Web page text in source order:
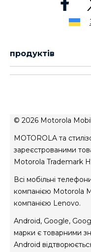
продуктів
cерія motorola razr
умови продажу
© 2026 Motorola
MOTOROLA та
зареєстрованими
Motorola Trademark
Всі мобільні
компанією Motorola
компанією Lenovo.
Android, Google,
марки є товарними
Android